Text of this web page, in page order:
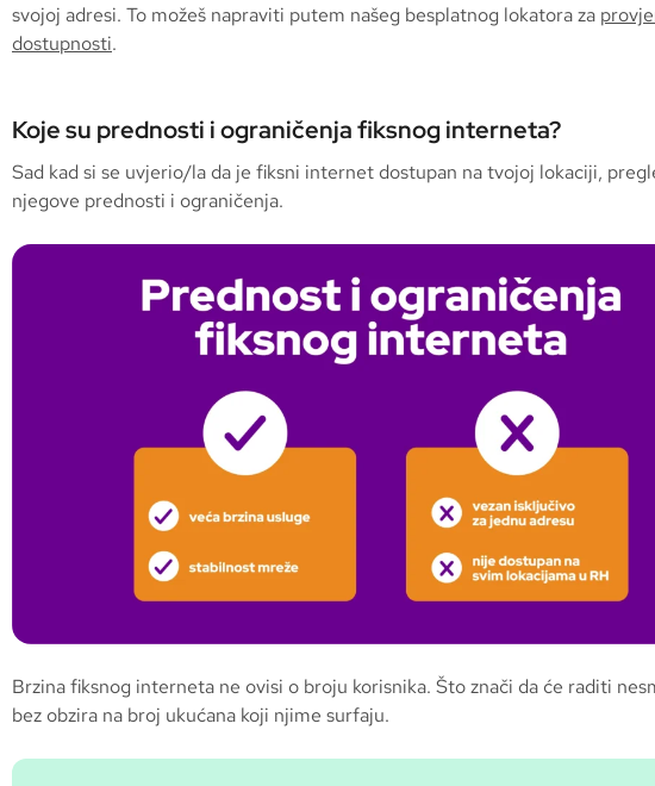
svojoj adresi. To možeš napraviti putem našeg besplatnog lokatora za
dostupnosti.
Koje su prednosti i ograničenja fiksnog interneta?
Sad kad si se uvjerio/la da je fiksni internet dostupan na tvojoj lokaciji,
njegove prednosti i ograničenja.
Brzina fiksnog interneta ne ovisi o broju korisnika. Što znači da će raditi
bez obzira na broj ukućana koji njime surfaju.